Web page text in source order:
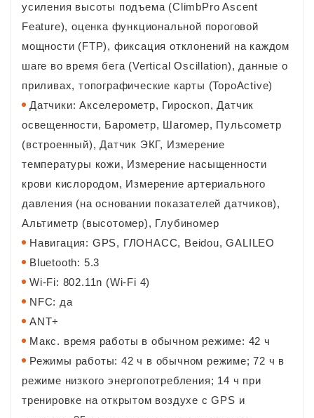
усиления высоты подъема (ClimbPro Ascent
Feature), оценка функциональной пороговой
мощности (FTP), фиксация отклонений на каждом
шаге во время бега (Vertical Oscillation), данные о
приливах, топографические карты (TopoActive)
Датчики: Акселерометр, Гироскоп, Датчик
освещенности, Барометр, Шагомер, Пульсометр
(встроенный), Датчик ЭКГ, Измерение
температуры кожи, Измерение насыщенности
крови кислородом, Измерение артериального
давления (на основании показателей датчиков),
Альтиметр (высотомер), Глубиномер
Навигация: GPS, ГЛОНАСС, Beidou, GALILEO
Bluetooth: 5.3
Wi-Fi: 802.11n (Wi-Fi 4)
NFC: да
ANT+
Макс. время работы в обычном режиме: 42 ч
Режимы работы: 42 ч в обычном режиме; 72 ч в
режиме низкого энергопотребления; 14 ч при
тренировке на открытом воздухе с GPS и